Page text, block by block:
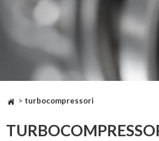
> turbocompressori